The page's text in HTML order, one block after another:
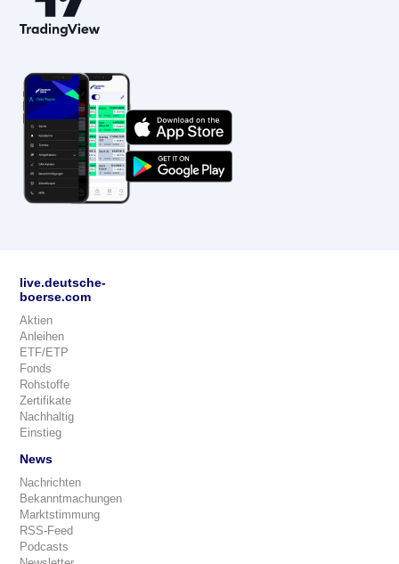
live.deutsche-
boerse.com
Aktien
Anleihen
ETF/ETP
Fonds
Rohstoffe
Zertifikate
Nachhaltig
Einstieg
News
Nachrichten
Bekanntmachungen
Marktstimmung
RSS-Feed
Podcasts